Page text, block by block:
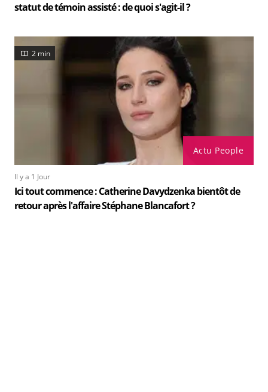
statut de témoin assisté : de quoi s'agit-il ?
Actu People
2 min
Il y a 1 Jour
Ici tout commence : Catherine Davydzenka bientôt de
retour après l'affaire Stéphane Blancafort ?